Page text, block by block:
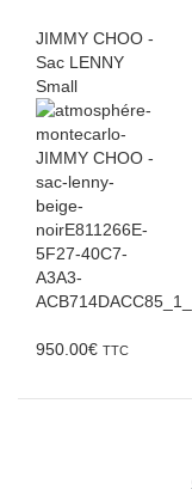
JIMMY CHOO -
Sac LENNY
Small
950.00€ TTC